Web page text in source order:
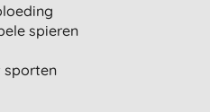
spieren
sporten